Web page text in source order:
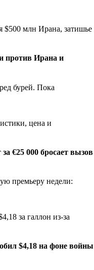
против Ирана и
бурей. Пока
€25 000 бросает вызов
премьеру недели:
$4,18 на фоне войны